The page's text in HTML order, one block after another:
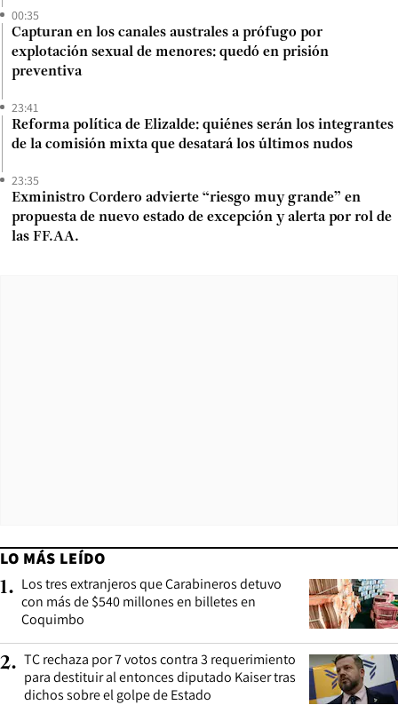
00:35
Capturan en los canales australes a prófugo por
explotación sexual de menores: quedó en prisión
preventiva
23:41
Reforma política de Elizalde: quiénes serán los integrantes
de la comisión mixta que desatará los últimos nudos
23:35
Exministro Cordero advierte “riesgo muy grande” en
propuesta de nuevo estado de excepción y alerta por rol de
las FF.AA.
LO MÁS LEÍDO
1. Los tres extranjeros que Carabineros detuvo
con más de $540 millones en billetes en
Coquimbo
2. TC rechaza por 7 votos contra 3 requerimiento
para destituir al entonces diputado Kaiser tras
dichos sobre el golpe de Estado